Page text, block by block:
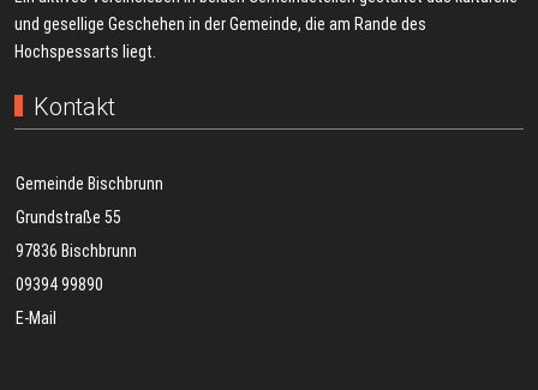
und gesellige Geschehen in der Gemeinde, die am Rande des
Hochspessarts liegt.
Kontakt
Gemeinde Bischbrunn
Grundstraße 55
97836 Bischbrunn
09394 99890
E-Mail